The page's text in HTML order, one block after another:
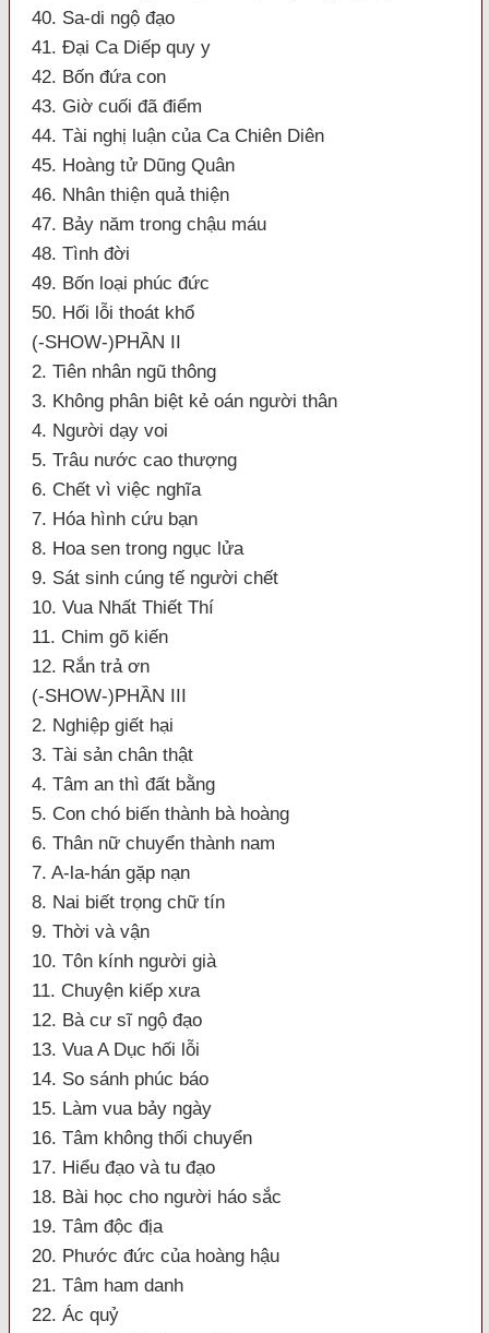
40. Sa-di ngộ đạo
41. Đại Ca Diếp quy y
42. Bốn đứa con
43. Giờ cuối đã điểm
44. Tài nghị luận của Ca Chiên Diên
45. Hoàng tử Dũng Quân
46. Nhân thiện quả thiện
47. Bảy năm trong chậu máu
48. Tình đời
49. Bốn loại phúc đức
50. Hối lỗi thoát khổ
(-SHOW-)PHẦN II
2. Tiên nhân ngũ thông
3. Không phân biệt kẻ oán người thân
4. Người dạy voi
5. Trâu nước cao thượng
6. Chết vì việc nghĩa
7. Hóa hình cứu bạn
8. Hoa sen trong ngục lửa
9. Sát sinh cúng tế người chết
10. Vua Nhất Thiết Thí
11. Chim gõ kiến
12. Rắn trả ơn
(-SHOW-)PHẦN III
2. Nghiệp giết hại
3. Tài sản chân thật
4. Tâm an thì đất bằng
5. Con chó biến thành bà hoàng
6. Thân nữ chuyển thành nam
7. A-la-hán gặp nạn
8. Nai biết trọng chữ tín
9. Thời và vận
10. Tôn kính người già
11. Chuyện kiếp xưa
12. Bà cư sĩ ngộ đạo
13. Vua A Dục hối lỗi
14. So sánh phúc báo
15. Làm vua bảy ngày
16. Tâm không thối chuyển
17. Hiểu đạo và tu đạo
18. Bài học cho người háo sắc
19. Tâm độc địa
20. Phước đức của hoàng hậu
21. Tâm ham danh
22. Ác quỷ